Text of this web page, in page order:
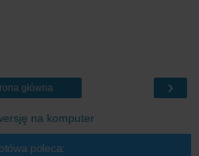
›
główna
na komputer
poleca: